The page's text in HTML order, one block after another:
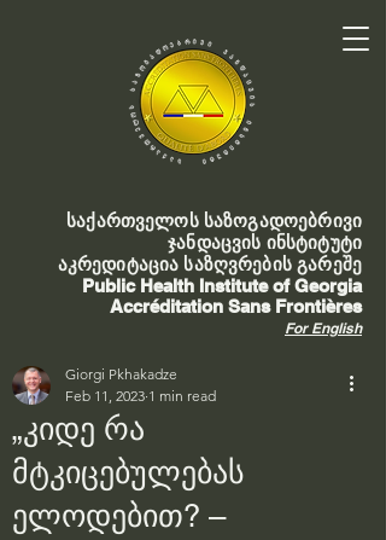
საქართველოს საზოგადოებრივი
ჯანდაცვის ინსტიტუტი
აკრედიტაცია საზღვრების გარეშე
Public Health Institute of Georgia
Accréditation Sans Frontières
For English
„კიდე რა
მტკიცებულებას
ელოდებით? –
Giorgi Pkhakadze
Feb 11, 2023 1 min read